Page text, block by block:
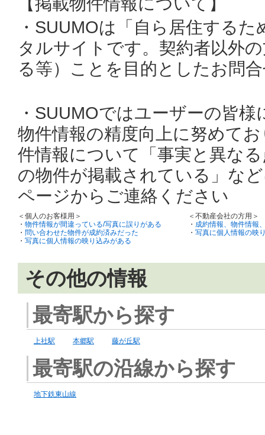
・SUUMOは「自ら居住する
タルサイトです。契約者以外
る等）ことを目的としたお問
・SUUMOではユーザーの皆
物件情報の精度向上に努めて
件情報について「事実と異な
の物件が掲載されている」な
ページからご連絡ください
＜個人のお客様用＞
・ 物件情報が間違っている/写真に誤りがある
・ 問い合わせた物件が成約済みだった
・ 写真に個人情報の映り込みがある
＜不動産会社の方用＞
・ 成約情報、物件情報
・ 写真に個人情報の映
その他の情報
最寄駅から探す
上社駅 本郷駅 藤が丘駅
最寄駅の沿線から探す
地下鉄東山線